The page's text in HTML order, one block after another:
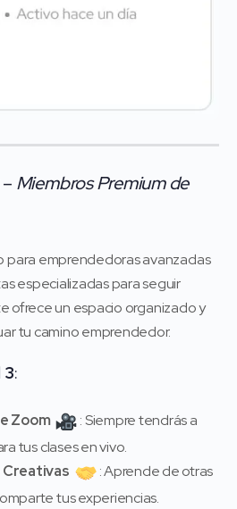
– Miembros Premium de
para emprendedoras avanzadas
especializadas para seguir
ofrece un espacio organizado y
tu camino emprendedor.
3:
Zoom
: Siempre tendrás a
tus clases en vivo.
: Aprende de otras
tus experiencias.